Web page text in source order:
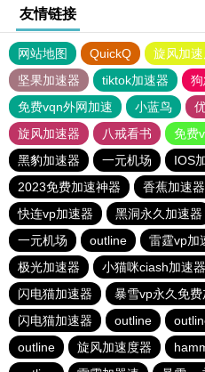
友情链接
网站地图 QuickQ 旋风加
坚果加速器
tiktok加速器
免费vqn外网加速
小蓝鸟
旋风加速器
八戒看书
免费
黑豹加速器
一元机场 IOS
2023免费加速神器
香蕉加速
快连vp加速器
黑洞永久加速器
一元机场
outline 雷霆vp加
极光加速器
小猫咪ciash加速器
闪电猫加速器
暴雪vp永久免
闪电猫加速器
outline
outline
旋风加速度器